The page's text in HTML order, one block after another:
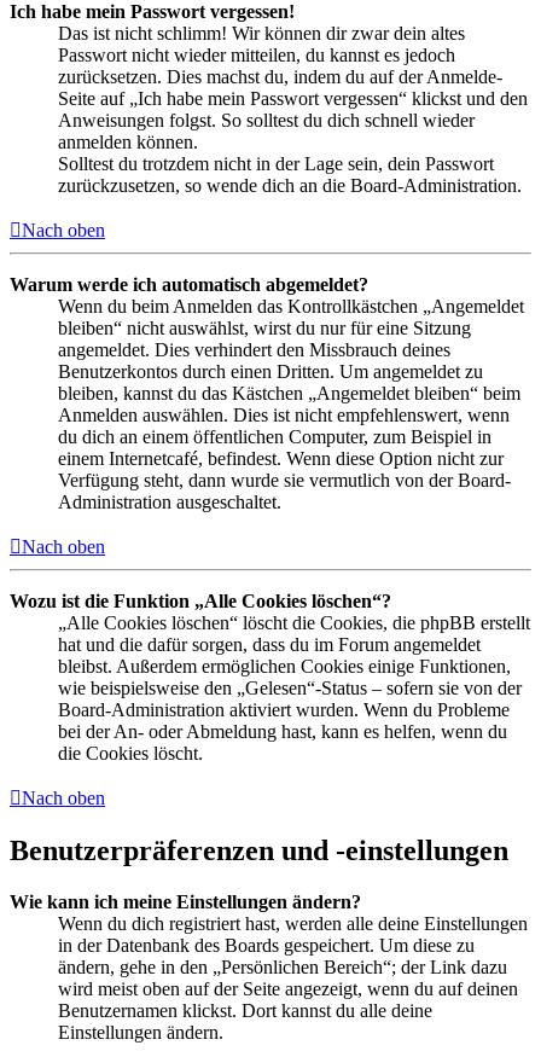
Ich habe mein Passwort vergessen!
Das ist nicht schlimm! Wir können dir zwar dein altes
Passwort nicht wieder mitteilen, du kannst es jedoch
zurücksetzen. Dies machst du, indem du auf der Anmelde-
Seite auf „Ich habe mein Passwort vergessen“ klickst und den
Anweisungen folgst. So solltest du dich schnell wieder
anmelden können.
Solltest du trotzdem nicht in der Lage sein, dein Passwort
zurückzusetzen, so wende dich an die Board-Administration.
Nach oben
Warum werde ich automatisch abgemeldet?
Wenn du beim Anmelden das Kontrollkästchen „Angemeldet
bleiben“ nicht auswählst, wirst du nur für eine Sitzung
angemeldet. Dies verhindert den Missbrauch deines
Benutzerkontos durch einen Dritten. Um angemeldet zu
bleiben, kannst du das Kästchen „Angemeldet bleiben“ beim
Anmelden auswählen. Dies ist nicht empfehlenswert, wenn
du dich an einem öffentlichen Computer, zum Beispiel in
einem Internetcafé, befindest. Wenn diese Option nicht zur
Verfügung steht, dann wurde sie vermutlich von der Board-
Administration ausgeschaltet.
Nach oben
Wozu ist die Funktion „Alle Cookies löschen“?
„Alle Cookies löschen“ löscht die Cookies, die phpBB erstellt
hat und die dafür sorgen, dass du im Forum angemeldet
bleibst. Außerdem ermöglichen Cookies einige Funktionen,
wie beispielsweise den „Gelesen“-Status – sofern sie von der
Board-Administration aktiviert wurden. Wenn du Probleme
bei der An- oder Abmeldung hast, kann es helfen, wenn du
die Cookies löscht.
Nach oben
Benutzerpräferenzen und -einstellungen
Wie kann ich meine Einstellungen ändern?
Wenn du dich registriert hast, werden alle deine Einstellungen
in der Datenbank des Boards gespeichert. Um diese zu
ändern, gehe in den „Persönlichen Bereich“; der Link dazu
wird meist oben auf der Seite angezeigt, wenn du auf deinen
Benutzernamen klickst. Dort kannst du alle deine
Einstellungen ändern.